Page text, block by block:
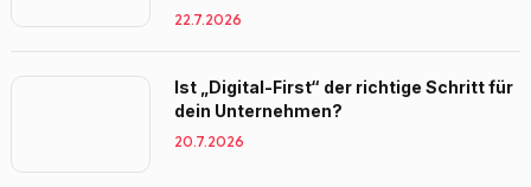
22.7.2026
Ist „Digital-First“ der richtige Schritt für
dein Unternehmen?
20.7.2026